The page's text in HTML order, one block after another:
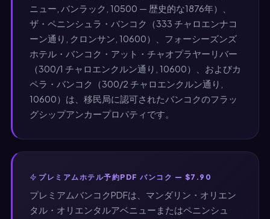
ニュー, バンラック, 10500 — 歴史的な1876年）、
ザ・ペニンシュラ・バンコク（333 チャロエンナコ
ーン通り, クロンサン, 10600）、フォーシーズンズ
ホテル・バンコク・アット・チャオプラヤーリバー
（300/1 チャロエンクルン通り, 10600）、およびカ
ペラ・バンコク（300/2 チャロエンクルン通り,
10600）は、移民局に認可されたバンコクのフラッ
グシップアンカープロパティです。
プレミアムホテル予約PDF バンコク — $7.90
プレミアムバンコクPDFは、マンダリン・オリエン
タル・オリエンタルアベニューまたはペニンシュ